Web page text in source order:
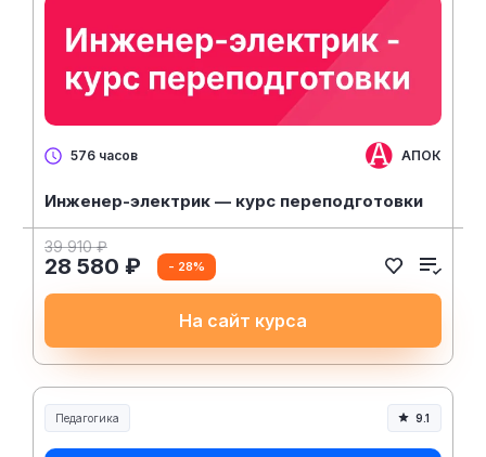
576 часов АПОК
Инженер-электрик — курс переподготовки
39 910 ₽
28 580 ₽ - 28%
На сайт курса
Педагогика
Образование и педагогика
9.1